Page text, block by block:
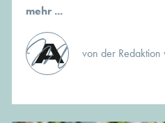
mehr ...
von der